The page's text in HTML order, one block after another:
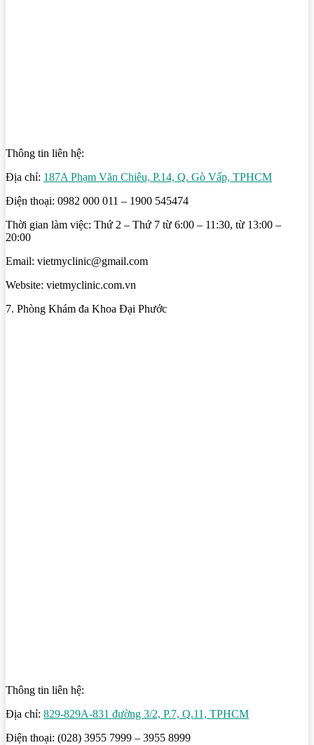
Thông tin liên hệ:
Địa chỉ: 187A Phạm Văn Chiêu, P.14, Q. Gò Vấp, TPHCM
Điện thoại: 0982 000 011 – 1900 545474
Thời gian làm việc: Thứ 2 – Thứ 7 từ 6:00 – 11:30, từ 13:00 –
20:00
Email: vietmyclinic@gmail.com
Website: vietmyclinic.com.vn
7. Phòng Khám đa Khoa Đại Phước
Thông tin liên hệ:
Địa chỉ: 829-829A-831 đường 3/2, P.7, Q.11, TPHCM
Điện thoại: (028) 3955 7999 – 3955 8999